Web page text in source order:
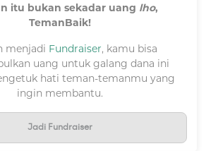
itu bukan sekadar uang lho,
TemanBaik!
menjadi Fundraiser, kamu bisa
uang untuk galang dana ini
hati teman-temanmu yang
ingin membantu.
Jadi Fundraiser